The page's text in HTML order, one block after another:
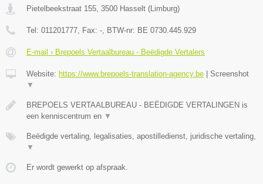
Pietelbeekstraat 155, 3500 Hasselt (Limburg)
Tel: 011201777, Fax: -, BTW-nr: BE 0730.445.929
E-mail › Brepoels Vertaalbureau - Beëdigde Vertalers
Website: https://www.brepoels-translation-agency.be
Screenshot
▼
BREPOELS VERTAALBUREAU - BEËDIGDE VERTALINGEN is
een kenniscentrum en ▼
Beëdigde vertaling, legalisaties, apostilledienst, juridische vertaling,
▼
Er wordt gewerkt op afspraak.